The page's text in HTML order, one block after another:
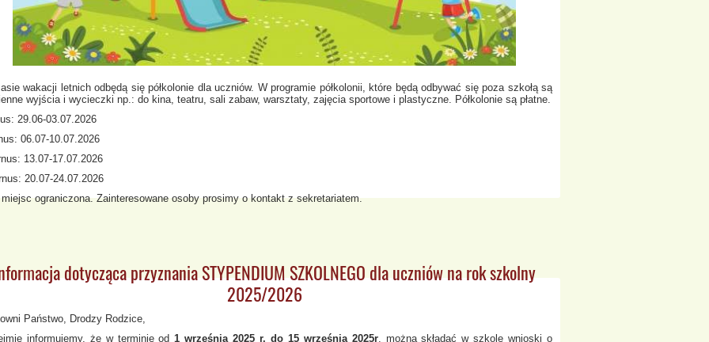
wakacji letnich odbędą się półkolonie dla uczniów. W programie półkolonii, które będą odbywać się poza szkołą są
wyjścia i wycieczki np.: do kina, teatru, sali zabaw, warsztaty, zajęcia sportowe i plastyczne. Półkolonie są płatne.
29.06-03.07.2026
06.07-10.07.2026
13.07-17.07.2026
20.07-24.07.2026
ograniczona. Zainteresowane osoby prosimy o kontakt z sekretariatem.
dotycząca przyznania STYPENDIUM SZKOLNEGO dla uczniów na rok szkolny
2025/2026
Państwo, Drodzy Rodzice,
informujemy, że w terminie od1 września 2025 r. do 15 września 2025r. można składać w szkole wnioski o